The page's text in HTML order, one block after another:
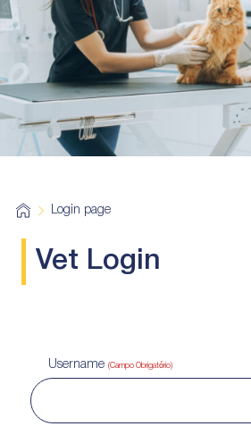
H
o
Login page
Vet Login
Username (Campo Obrigatório)